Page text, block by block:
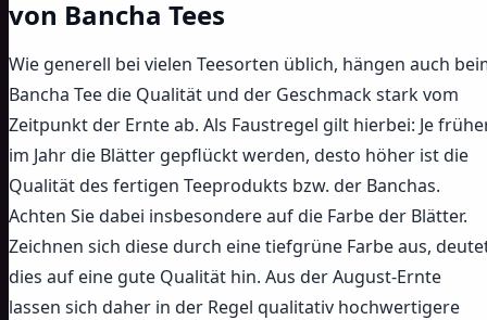
von Bancha Tees
Wie generell bei vielen Teesorten üblich, hängen auch
Bancha Tee die Qualität und der Geschmack stark vom
Zeitpunkt der Ernte ab. Als Faustregel gilt hierbei: Je
im Jahr die Blätter gepflückt werden, desto höher ist die
Qualität des fertigen Teeprodukts bzw. der Banchas.
Achten Sie dabei insbesondere auf die Farbe der Blätter.
Zeichnen sich diese durch eine tiefgrüne Farbe aus,
dies auf eine gute Qualität hin. Aus der August-Ernte
lassen sich daher in der Regel qualitativ hochwertigere